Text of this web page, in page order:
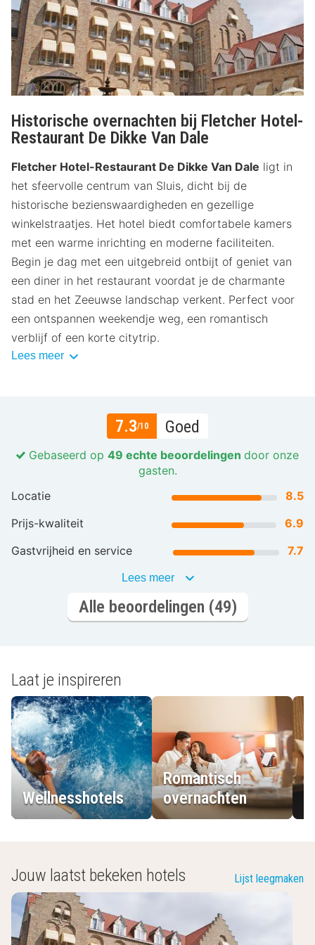
Historische overnachten bij Fletcher Hotel-
Restaurant De Dikke Van Dale
Fletcher Hotel-Restaurant De Dikke Van Dale ligt in
het sfeervolle centrum van Sluis, dicht bij de
historische bezienswaardigheden en gezellige
winkelstraatjes. Het hotel biedt comfortabele kamers
met een warme inrichting en moderne faciliteiten.
Begin je dag met een uitgebreid ontbijt of geniet van
een diner in het restaurant voordat je de charmante
stad en het Zeeuwse landschap verkent. Perfect voor
een ontspannen weekendje weg, een romantisch
verblijf of een korte citytrip.
Lees meer
7.3/10 Goed
Gebaseerd op 49 echte beoordelingen door onze
gasten.
Locatie
8.5
Prijs-kwaliteit
6.9
Gastvrijheid en service
7.7
Lees meer
Alle beoordelingen (49)
Laat je inspireren
Wellnesshotels
Romantisch
overnachten
Jouw laatst bekeken hotels Lijst leegmaken